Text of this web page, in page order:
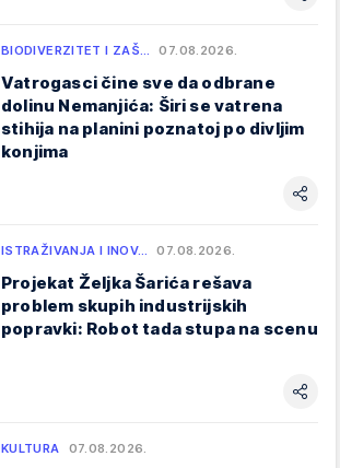
BIODIVERZITET I ZAŠ… 07.08.2026.
Vatrogasci čine sve da odbrane
dolinu Nemanjića: Širi se vatrena
stihija na planini poznatoj po divljim
konjima
ISTRAŽIVANJA I INOV… 07.08.2026.
Projekat Željka Šarića rešava
problem skupih industrijskih
popravki: Robot tada stupa na scenu
KULTURA 07.08.2026.